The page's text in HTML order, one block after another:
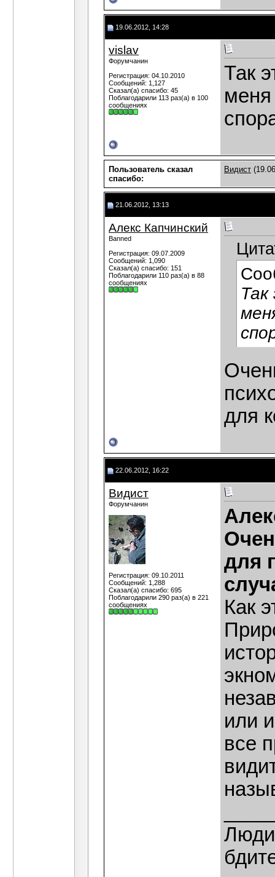
19.06.2012, 14:28
vislav
Форумчанин
Регистрация: 04.10.2010
Сообщений: 1,127
Сказал(а) спасибо: 45
Поблагодарили 113 раз(а) в 100
сообщениях
Так
Пользователь сказал
cпасибо:
Видист
21.06.2012, 13:13
Алекс Капчинский
Banned
Регистрация: 09.07.2009
Сообщений: 1,090
Сказал(а) спасибо: 151
Поблагодарили 110 раз(а) в 88
сообщениях
для
22.06.2012, 16:22
Видист
Форумчанин
Регистрация: 09.10.2011
Сообщений: 1,288
Сказал(а) спасибо: 695
Поблагодарили 290 раз(а) в 221
сообщениях
для
Как
или
все